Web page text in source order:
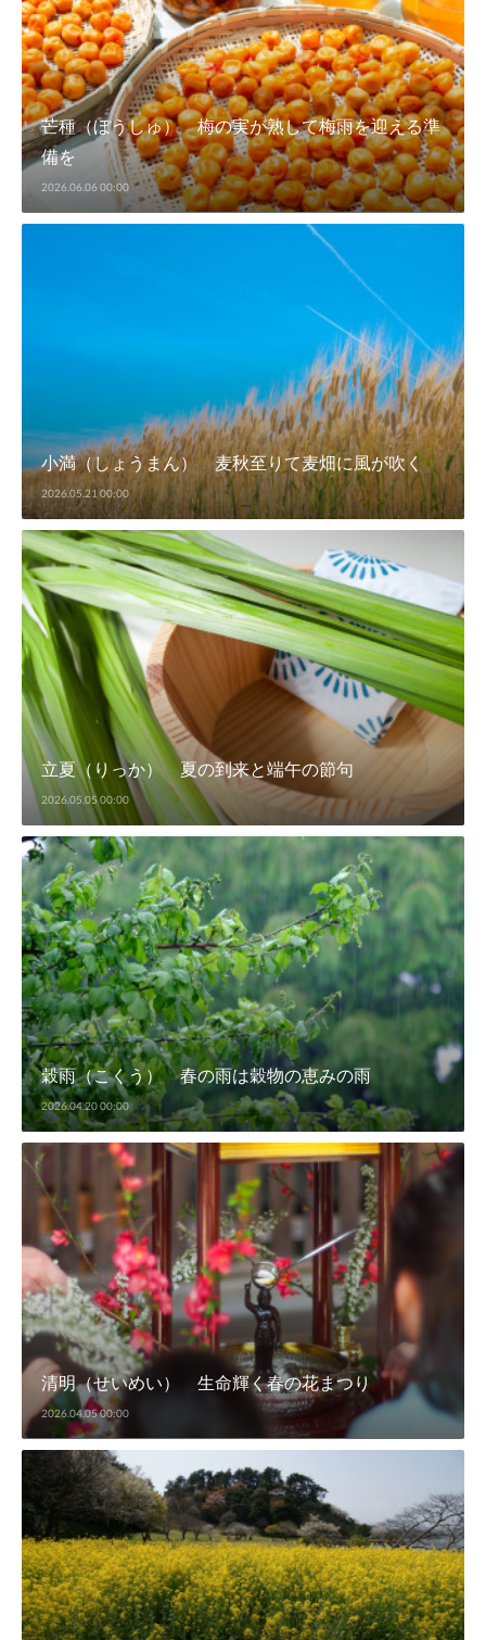
芒種（ぼうしゅ） 梅の実が熟して梅雨を迎える準
備を
2026.06.06 00:00
小満（しょうまん） 麦秋至りて麦畑に風が吹く
2026.05.21 00:00
立夏（りっか） 夏の到来と端午の節句
2026.05.05 00:00
穀雨（こくう） 春の雨は穀物の恵みの雨
2026.04.20 00:00
清明（せいめい） 生命輝く春の花まつり
2026.04.05 00:00